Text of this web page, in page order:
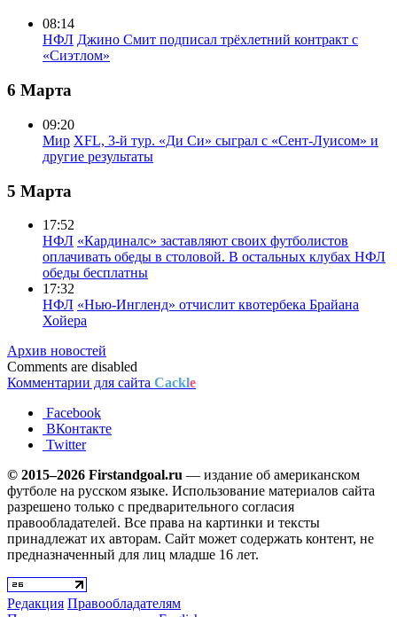
08:14
НФЛ Джино Смит подписал трёхлетний контракт с
«Сиэтлом»
6 Марта
09:20
Мир XFL, 3-й тур. «Ди Си» сыграл с «Сент-Луисом» и
другие результаты
5 Марта
17:52
НФЛ «Кардиналс» заставляют своих футболистов
оплачивать обеды в столовой. В остальных клубах НФЛ
обеды бесплатны
17:32
НФЛ «Нью-Ингленд» отчислит квотербека Брайана
Хойера
Архив новостей
Comments are disabled
Комментарии для сайта Cackle
Facebook
ВКонтакте
Twitter
© 2015–2026 Firstandgoal.ru — издание об американском
футболе на русском языке. Использование материалов cайта
разрешено только с предварительного согласия
правообладателей. Все права на картинки и тексты
принадлежат их авторам. Сайт может содержать контент, не
предназначенный для лиц младше 16 лет.
Редакция Правообладателям